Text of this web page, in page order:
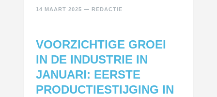
14 MAART 2025 — REDACTIE
VOORZICHTIGE GROEI
IN DE INDUSTRIE IN
JANUARI: EERSTE
PRODUCTIESTIJGING IN